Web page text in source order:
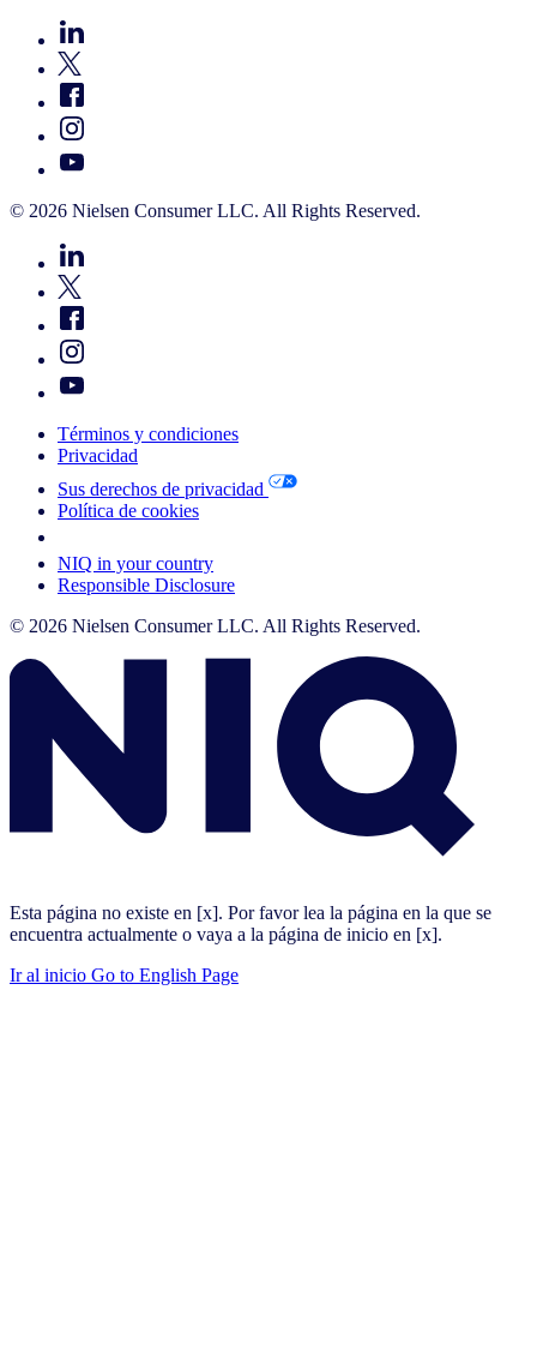
© 2026 Nielsen Consumer LLC. All Rights Reserved.
Términos y condiciones
Privacidad
Sus derechos de privacidad
Política de cookies
NIQ in your country
Responsible Disclosure
© 2026 Nielsen Consumer LLC. All Rights Reserved.
Esta página no existe en [x]. Por favor lea la página en la que se
encuentra actualmente o vaya a la página de inicio en [x].
Ir al inicio Go to English Page